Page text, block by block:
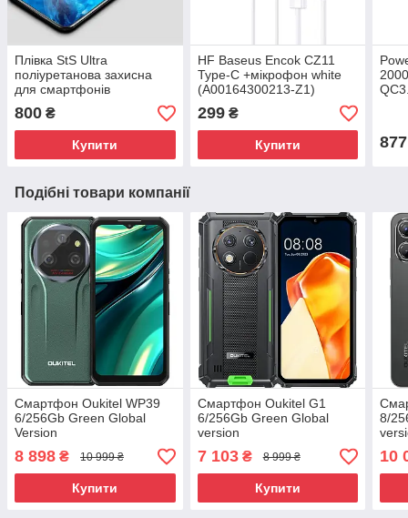
Плівка StS Ultra
поліуретанова захисна
для смартфонів
800 ₴
Купити
HF Baseus Encok CZ11
Type-C +мікрофон white
(A00164300213-Z1)
299₴
Купити 877
Подібні товари компанії
Смартфон Oukitel WP39
6/256Gb Green Global
Version
8 898 ₴ 10 999 ₴
Купити
Смартфон Oukitel G1
6/256Gb Green Global
version
7 103₴ 8 999 ₴
Купити
8/
10